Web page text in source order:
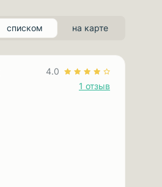
списком на карте
4.0
1 отзыв